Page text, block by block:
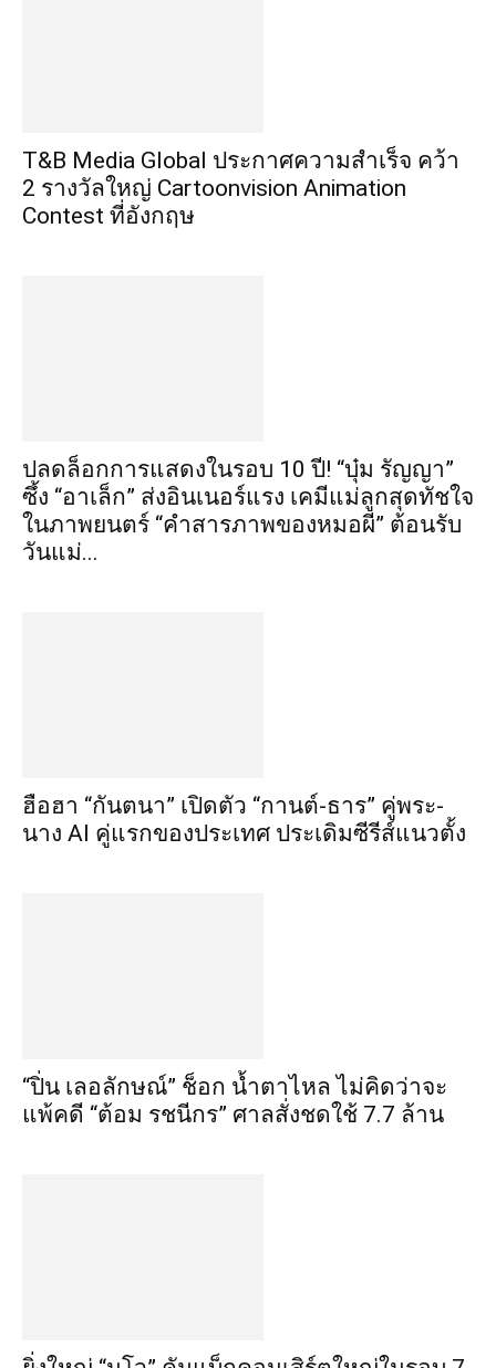
​T&B Media Global ประกาศความสำเร็จ คว้า
2 รางวัลใหญ่ Cartoonvision Animation
Contest ที่อังกฤษ
ปลดล็อกการแสดงในรอบ 10 ปี! “บุ๋ม รัญญา”
ซึ้ง “อาเล็ก” ส่งอินเนอร์แรง เคมีแม่ลูกสุดทัชใจ
ในภาพยนตร์ “คำสารภาพของหมอผี” ต้อนรับ
วันแม่...
ฮือฮา “กันตนา” เปิดตัว “กานต์-ธาร” คู่พระ-
นาง AI คู่แรกของประเทศ ประเดิมซีรีส์แนวตั้ง
“ปิ่น เลอลักษณ์” ช็อก น้ำตาไหล ไม่คิดว่าจะ
แพ้คดี “ต้อม รชนีกร” ศาลสั่งชดใช้ 7.7 ล้าน